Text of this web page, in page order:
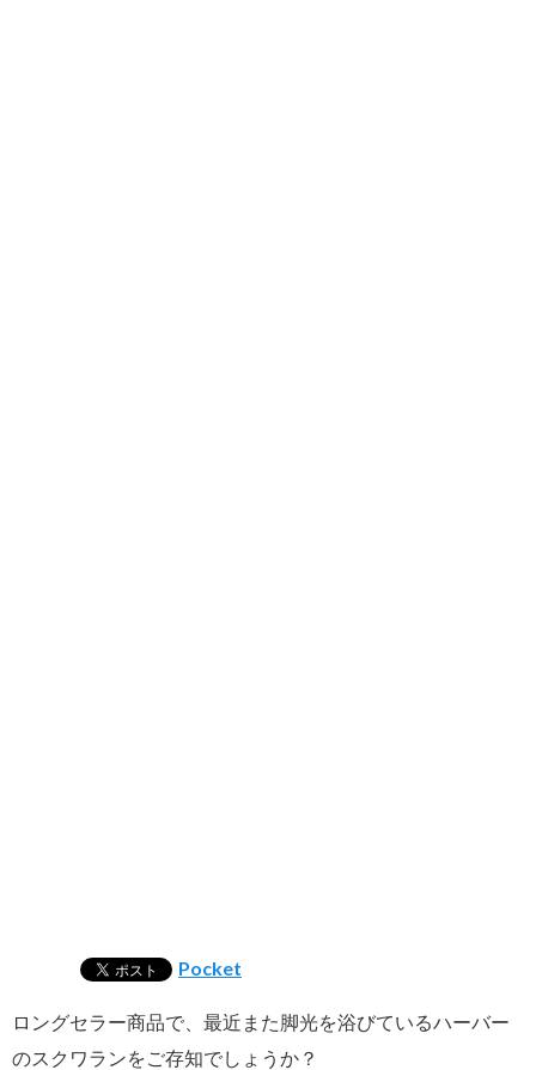
Pocket
ロングセラー商品で、最近また脚光を浴びているハーバー
のスクワランをご存知でしょうか？